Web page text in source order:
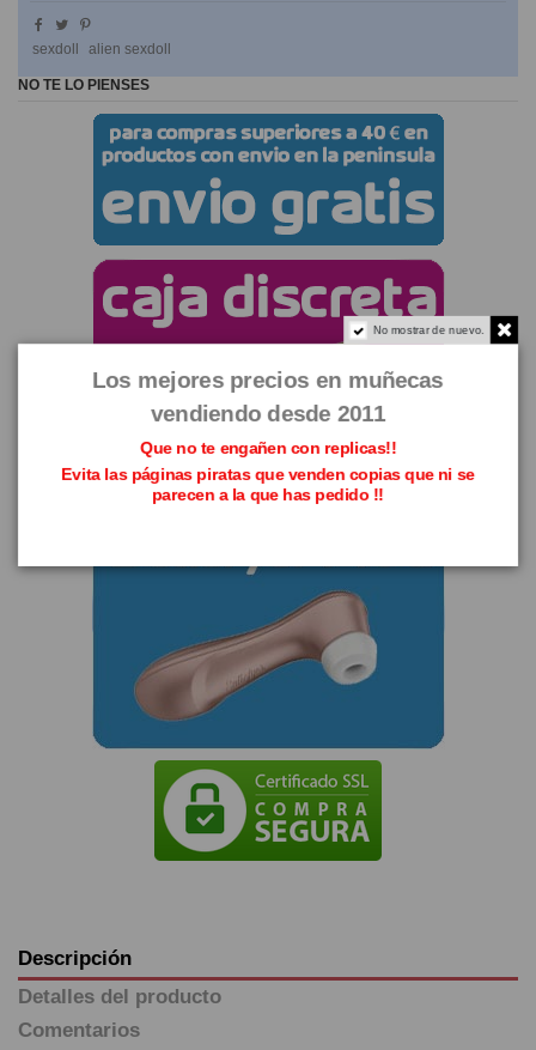
sexdoll alien sexdoll
NO TE LO PIENSES
Descripción
Detalles del producto
Comentarios
No mostrar de nuevo.
Los mejores precios en muñecas
vendiendo desde 2011
Que no te engañen con replicas!!
Evita las páginas piratas que venden copias que ni se
parecen a la que has pedido !!